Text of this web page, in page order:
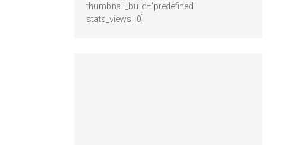
thumbnail_build='predefined'
stats_views=0]